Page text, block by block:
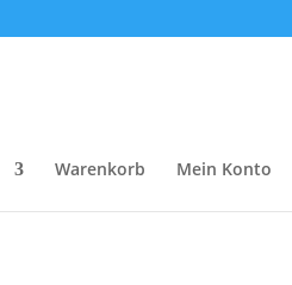
Warenkorb Mein Konto